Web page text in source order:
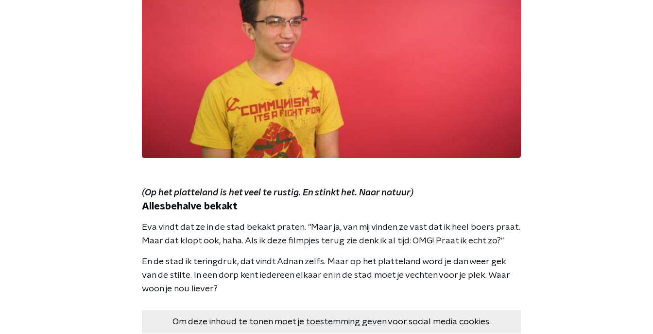
(Op het platteland is het veel te rustig. En stinkt het. Naar natuur)
Allesbehalve bekakt
Eva vindt dat ze in de stad bekakt praten. "Maar ja, van mij vinden ze vast dat ik heel boers praat.
Maar dat klopt ook, haha. Als ik deze filmpjes terug zie denk ik al tijd: OMG! Praat ik echt zo?"
En de stad ik teringdruk, dat vindt Adnan zelfs. Maar op het platteland word je dan weer gek
van de stilte. In een dorp kent iedereen elkaar en in de stad moet je vechten voor je plek. Waar
woon je nou liever?
Om deze inhoud te tonen moet je toestemming gevenvoor social media cookies.